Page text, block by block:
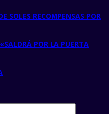
SOLES RECOMPENSAS POR
POR LA PUERTA